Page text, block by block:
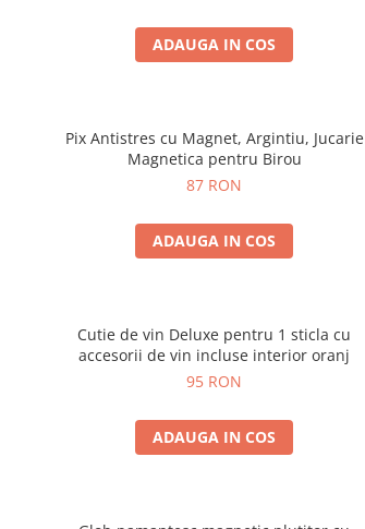
ADAUGA IN COS
Pix Antistres cu Magnet, Argintiu, Jucarie
Magnetica pentru Birou
87 RON
ADAUGA IN COS
Cutie de vin Deluxe pentru 1 sticla cu
accesorii de vin incluse interior oranj
95 RON
ADAUGA IN COS